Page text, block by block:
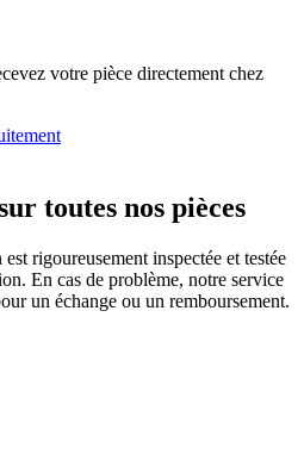
votre pièce directement chez
toutes nos pièces
rigoureusement inspectée et testée
En cas de problème, notre service
un échange ou un remboursement.